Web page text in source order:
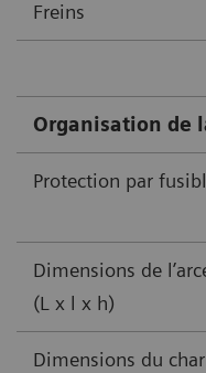
Freins
Organisation de
Protection par
Dimensions de
(L x l x h)
Dimensions du